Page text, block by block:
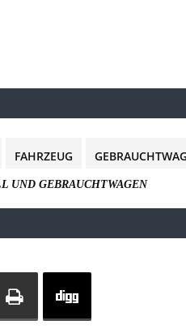
FAHRZEUG
UND GEBRAUCHTWAGEN